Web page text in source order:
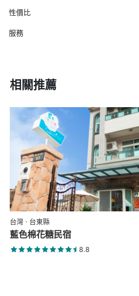
性價比
服務
相關推薦
台灣 · 台東縣
藍色棉花糖民宿
8.8